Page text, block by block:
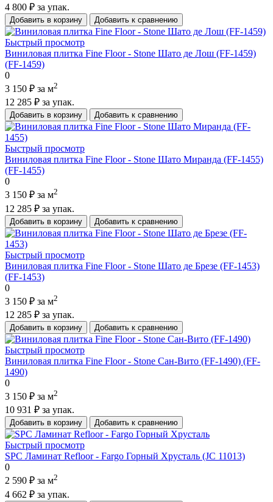
4 800 ₽ за упак.
Добавить в корзину Добавить к сравнению
Быстрый просмотр
Виниловая плитка Fine Floor - Stone Шато де Лош (FF-1459)
(FF-1459)
0
3 150 ₽ за м2
12 285 ₽ за упак.
Добавить в корзину Добавить к сравнению
Быстрый просмотр
Виниловая плитка Fine Floor - Stone Шато Миранда (FF-1455)
(FF-1455)
0
3 150 ₽ за м2
12 285 ₽ за упак.
Добавить в корзину Добавить к сравнению
Быстрый просмотр
Виниловая плитка Fine Floor - Stone Шато де Брезе (FF-1453)
(FF-1453)
0
3 150 ₽ за м2
12 285 ₽ за упак.
Добавить в корзину Добавить к сравнению
Быстрый просмотр
Виниловая плитка Fine Floor - Stone Сан-Вито (FF-1490) (FF-
1490)
0
3 150 ₽ за м2
10 931 ₽ за упак.
Добавить в корзину Добавить к сравнению
Быстрый просмотр
SPC Ламинат Refloor - Fargo Горный Хрусталь (JC 11013)
0
2 590 ₽ за м2
4 662 ₽ за упак.